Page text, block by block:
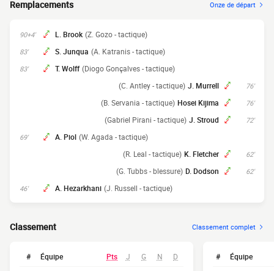
Remplacements Onze de départ
90+4' L. Brook (Z. Gozo - tactique)
83' S. Junqua (A. Katranis - tactique)
83' T. Wolff (Diogo Gonçalves - tactique)
76'
J. Murrell
(C. Antley - tactique)
76'
Hosei Kijima
(B. Servania - tactique)
72'
J. Stroud
(Gabriel Pirani - tactique)
69' A. Piol (W. Agada - tactique)
62'
K. Fletcher
(R. Leal - tactique)
62'
D. Dodson
(G. Tubbs - blessure)
46' A. Hezarkhani (J. Russell - tactique)
Classement Classement complet
# Équipe Pts J G N D # Équipe